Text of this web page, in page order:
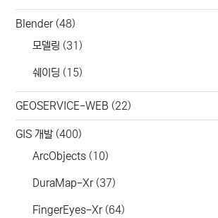
Blender(48)
모델링 (31)
쉐이딩 (15)
GEOSERVICE-WEB (22)
GIS 개발 (400)
ArcObjects (10)
DuraMap-Xr(37)
FingerEyes-Xr(64)